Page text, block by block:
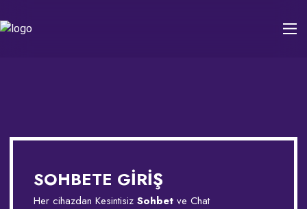
SOHBETE GİRİŞ
Her cihazdan Kesintisiz Sohbet ve Chat